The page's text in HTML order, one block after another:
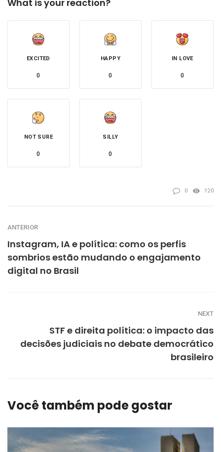
What is your reaction?
EXCITED
0
HAPPY
0
IN LOVE
0
NOT SURE
0
SILLY
0
0 120
ANTERIOR
Instagram, IA e política: como os perfis
sombrios estão mudando o engajamento
digital no Brasil
NEXT
STF e direita política: o impacto das
decisões judiciais no debate democrático
brasileiro
Você também pode gostar